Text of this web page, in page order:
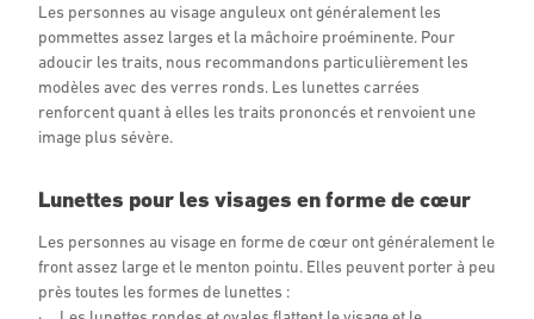
Les personnes au visage anguleux ont généralement les
pommettes assez larges et la mâchoire proéminente. Pour
adoucir les traits, nous recommandons particulièrement les
modèles avec des verres ronds. Les lunettes carrées
renforcent quant à elles les traits prononcés et renvoient une
image plus sévère.
Lunettes pour les visages en forme de cœur
Les personnes au visage en forme de cœur ont généralement le
front assez large et le menton pointu. Elles peuvent porter à peu
près toutes les formes de lunettes :